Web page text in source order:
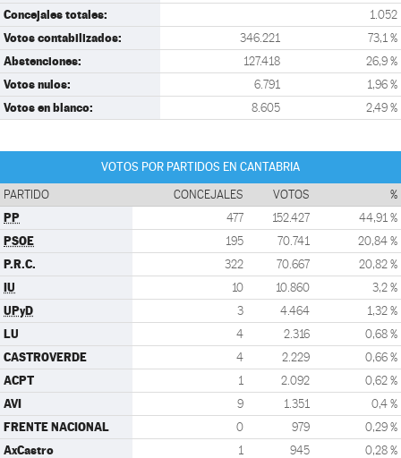
Concejales totales: 1.052
Votos contabilizados: 346.221 73,1 %
Abstenciones: 127.418 26,9 %
Votos nulos: 6.791 1,96 %
Votos en blanco: 8.605 2,49 %
VOTOS POR PARTIDOS EN CANTABRIA
PARTIDO CONCEJALES VOTOS %
PP 477 152.427 44,91 %
PSOE 195 70.741 20,84 %
P.R.C. 322 70.667 20,82 %
IU 10 10.860 3,2 %
UPyD 3 4.464 1,32 %
LU 4 2.316 0,68 %
CASTROVERDE 4 2.229 0,66 %
ACPT 1 2.092 0,62 %
AVI 9 1.351 0,4 %
FRENTE NACIONAL 0 979 0,29 %
AxCastro 1 945 0,28 %